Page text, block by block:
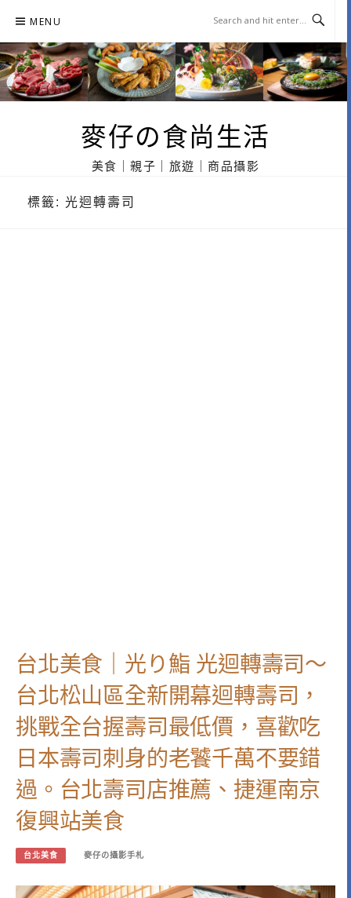
content
MENU
麥仔の食尚生活
美食｜親子｜旅遊｜商品攝影
標籤: 光迴轉壽司
台北美食｜光り鮨 光迴轉壽司～
台北松山區全新開幕迴轉壽司，
挑戰全台握壽司最低價，喜歡吃
日本壽司刺身的老饕千萬不要錯
過。台北壽司店推薦、捷運南京
復興站美食
台北美食 麥仔の攝影手札